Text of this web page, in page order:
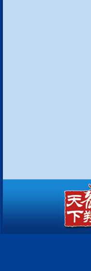
境外单独接待 满足客户特别需